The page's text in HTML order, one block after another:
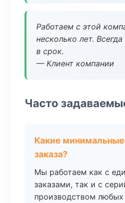
Работаем с этой
несколько лет.
в срок.
— Клиент компании
Часто
Какие
заказа?
Мы работаем как с
заказами, так и с
производством